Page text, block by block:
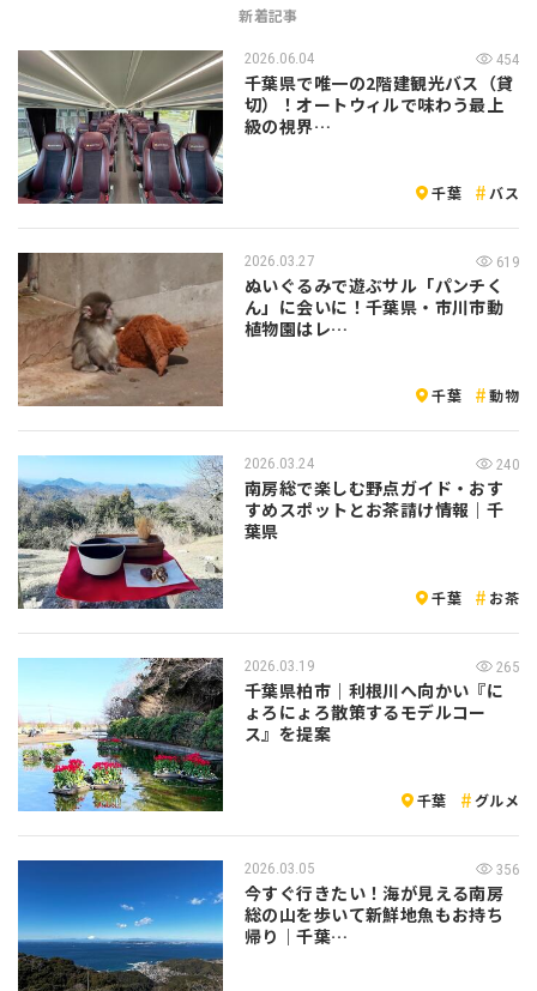
新着記事
2026.06.04 454
千葉県で唯一の2階建観光バス（貸
切）！オートウィルで味わう最上
級の視界…
千葉 バス
2026.03.27 619
ぬいぐるみで遊ぶサル「パンチく
ん」に会いに！千葉県・市川市動
植物園はレ…
千葉 動物
2026.03.24 240
南房総で楽しむ野点ガイド・おす
すめスポットとお茶請け情報｜千
葉県
千葉 お茶
2026.03.19 265
千葉県柏市｜利根川へ向かい『に
ょろにょろ散策するモデルコー
ス』を提案
千葉 グルメ
2026.03.05 356
今すぐ行きたい！海が見える南房
総の山を歩いて新鮮地魚もお持ち
帰り｜千葉…